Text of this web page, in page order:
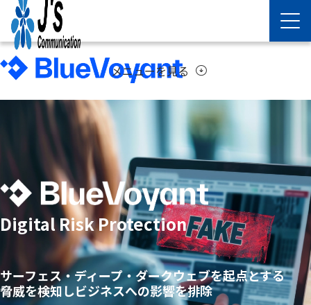
メニューを見る arrow_circle_down
Digital Risk Protection
サーフェス・ディープ・ダークウェブを起点とする
脅威を検知しビジネスへの影響を排除